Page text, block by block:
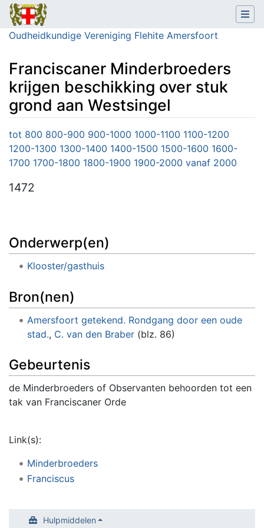
Oudheidkundige Vereniging Flehite Amersfoort
Franciscaner Minderbroeders
krijgen beschikking over stuk
grond aan Westsingel
Ga naar: navigatie ,zoeken
tot 800 800-900 900-1000 1000-1100 1100-1200
1200-1300 1300-1400 1400-1500 1500-1600 1600-
1700 1700-1800 1800-1900 1900-2000 vanaf 2000
1472
Onderwerp(en)
Klooster/gasthuis
Bron(nen)
Amersfoort getekend. Rondgang door een oude
stad., C. van den Braber(blz. 86)
Gebeurtenis
de Minderbroeders of Observanten behoorden tot een
tak van Franciscaner Orde
Link(s):
Minderbroeders
Franciscus
Hulpmiddelen